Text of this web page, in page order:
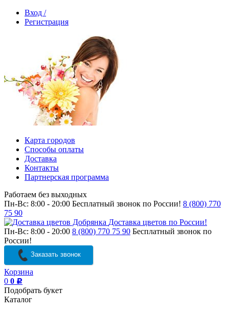
Вход /
Регистрация
Карта городов
Способы оплаты
Доставка
Контакты
Партнерская программа
Работаем без выходных
Пн-Вс: 8:00 - 20:00 Бесплатный звонок по России! 8 (800) 770
75 90
Доставка цветов по России!
Пн-Вс: 8:00 - 20:00 8 (800) 770 75 90 Бесплатный звонок по
России!
Заказать звонок
Корзина
0 0 Р
Подобрать букет
Каталог